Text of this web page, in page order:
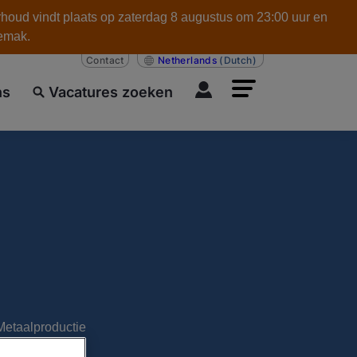
vindt plaats op zaterdag 8 augustus om 23:00 uur en
Vacatures zoeken
Contact Netherlands (Dutch)